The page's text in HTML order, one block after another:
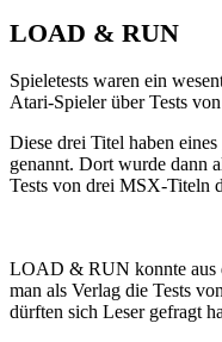
LOAD & RUN
Spieletests waren ein
Atari-Spieler über Tests
Diese drei Titel haben
genannt. Dort wurde dann
Tests von drei MSX-Titeln
LOAD & RUN konnte aus
man als Verlag die Tests
dürften sich Leser gefragt